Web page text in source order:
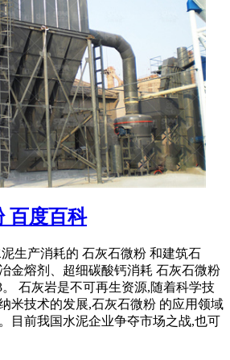
百度百科
生产消耗的 石灰石微粉 和建筑石
金熔剂、超细碳酸钙消耗 石灰石微粉
。 石灰岩是不可再生资源,随着科学技
米技术的发展,石灰石微粉 的应用领域
目前我国水泥企业争夺市场之战,也可